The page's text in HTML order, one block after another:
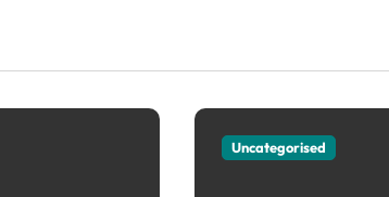
Uncategorised